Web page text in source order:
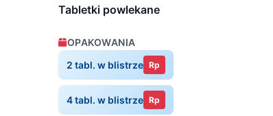
Tabletki powlekane
OPAKOWANIA
2 tabl. w blistrze Rp
4 tabl. w blistrze Rp